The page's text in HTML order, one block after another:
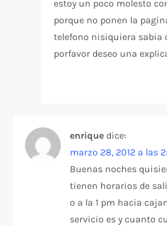
estoy un poco molesto
porque no ponen la
telefono nisiquiera sabia
porfavor deseo una
enrique dice:
marzo 28, 2012 a las
Buenas noches
tienen horarios de
o a la 1 pm hacia
servicio es y cuanto